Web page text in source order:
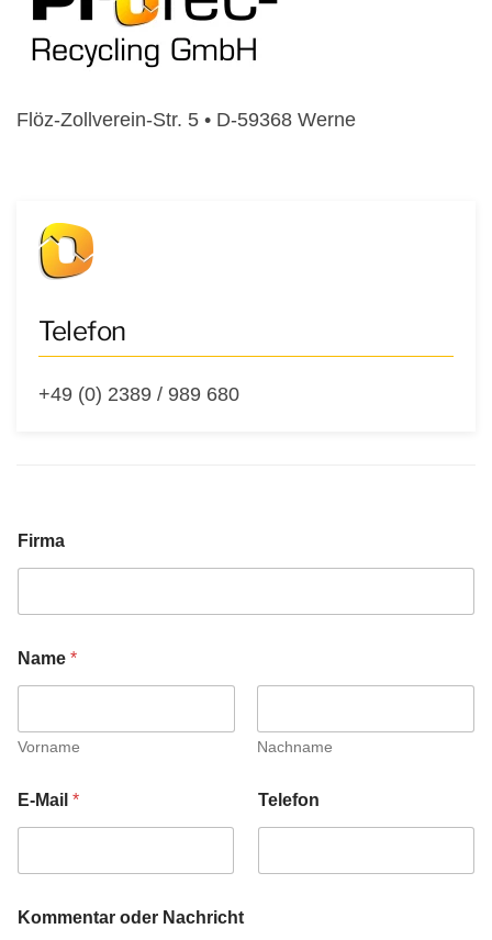
Flöz-Zollverein-Str. 5 • D-59368 Werne
Telefon
+49 (0) 2389 / 989 680
Firma
Name *
Vorname Nachname
E-Mail * Telefon
Kommentar oder Nachricht